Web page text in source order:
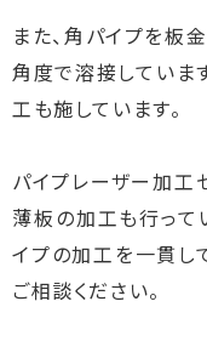
また、角パイプを板
角度で溶接していま
工も施しています。
パイプレーザー加工
薄板の加工も行って
イプの加工を一貫し
ご相談ください。